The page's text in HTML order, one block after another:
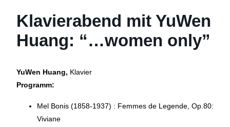
Klavierabend mit YuWen
Huang: “…women only”
YuWen Huang, Klavier
Programm:
Mel Bonis (1858-1937) : Femmes de Legende, Op.80:
Viviane